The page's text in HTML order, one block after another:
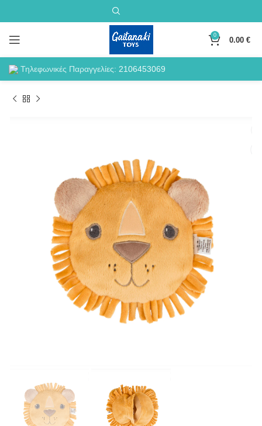
0
0.00 €
Τηλεφωνικές Παραγγελίες: 2106453069